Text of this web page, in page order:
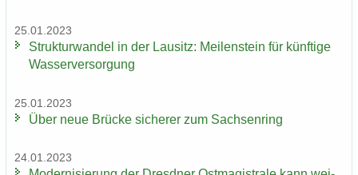
25.01.2023
Struk­tur­wan­del in der Lau­sitz: Mei­len­stein für künf­ti­ge
Was­ser­ver­sor­gung
25.01.2023
Über neue Brü­cke si­che­rer zum Sach­sen­ring
24.01.2023